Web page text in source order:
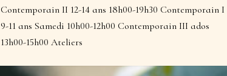
Contemporain II 12-14 ans 18h00-19h30 Contemporain I
9-11 ans Samedi 10h00-12h00 Contemporain III ados
13h00-15h00 Ateliers